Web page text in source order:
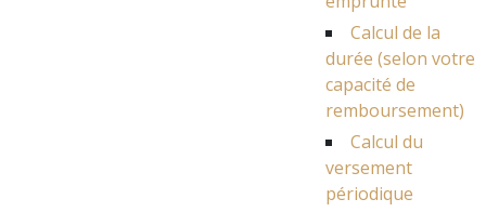
Calcul de la
durée (selon votre
capacité de
remboursement)
Calcul du
versement
périodique